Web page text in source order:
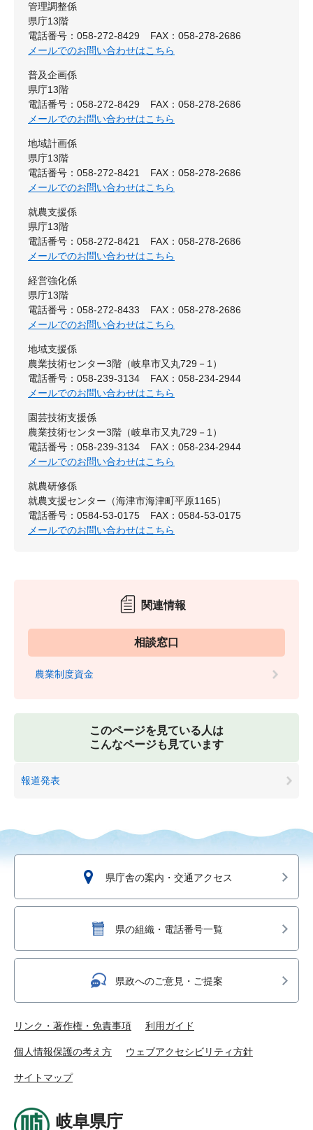
管理調整係
県庁13階
電話番号：058-272-8429
FAX：058-278-2686
メールでのお問い合わせはこちら
普及企画係
県庁13階
電話番号：058-272-8429
FAX：058-278-2686
メールでのお問い合わせはこちら
地域計画係
県庁13階
電話番号：058-272-8421
FAX：058-278-2686
メールでのお問い合わせはこちら
就農支援係
県庁13階
電話番号：058-272-8421
FAX：058-278-2686
メールでのお問い合わせはこちら
経営強化係
県庁13階
電話番号：058-272-8433
FAX：058-278-2686
メールでのお問い合わせはこちら
地域支援係
農業技術センター3階（岐阜市又丸729－1）
電話番号：058-239-3134
FAX：058-234-2944
メールでのお問い合わせはこちら
園芸技術支援係
農業技術センター3階（岐阜市又丸729－1）
電話番号：058-239-3134
FAX：058-234-2944
メールでのお問い合わせはこちら
就農研修係
就農支援センター（海津市海津町平原1165）
電話番号：0584-53-0175
FAX：0584-53-0175
メールでのお問い合わせはこちら
関連情報
相談窓口
農業制度資金
このページを見ている人は
こんなページも見ています
報道発表
県庁舎の案内・交通アクセス
県の組織・電話番号一覧
県政へのご意見・ご提案
リンク・著作権・免責事項 利用ガイド
個人情報保護の考え方 ウェブアクセシビリティ方針
サイトマップ
岐阜県庁